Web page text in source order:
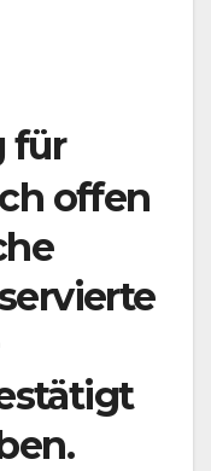
für
offen